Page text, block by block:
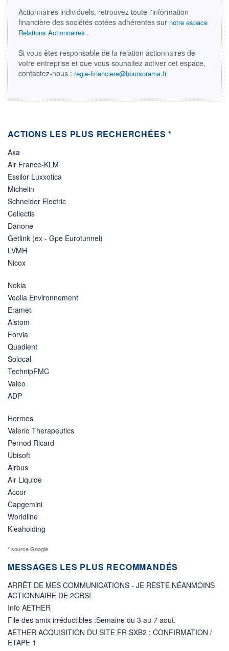
+ PORTEFEUILLE + LISTE
Actionnaires individuels, retrouvez toute l'information
financière des sociétés cotées adhérentes sur notre espace
Relations Actionnaires .
Si vous êtes responsable de la relation actionnaires de
votre entreprise et que vous souhaitez activer cet espace,
contactez-nous : regie-financiere@boursorama.fr
ACTIONS LES PLUS RECHERCHÉES *
Axa
Air France-KLM
Essilor Luxxotica
Michelin
Schneider Electric
Cellectis
Danone
Getlink (ex - Gpe Eurotunnel)
LVMH
Nicox
Nokia
Veolia Environnement
Eramet
Alstom
Forvia
Quadient
Solocal
TechnipFMC
Valeo
ADP
Hermes
Valerio Therapeutics
Pernod Ricard
Ubisoft
Airbus
Air Liquide
Accor
Capgemini
Worldline
Kleaholding
* source Google
MESSAGES LES PLUS RECOMMANDÉS
ARRÊT DE MES COMMUNICATIONS - JE RESTE NÉANMOINS
ACTIONNAIRE DE 2CRSI
Info AETHER
File des amix irréductibles :Semaine du 3 au 7 aout.
AETHER ACQUISITION DU SITE FR SXB2 : CONFIRMATION /
ETAPE 1